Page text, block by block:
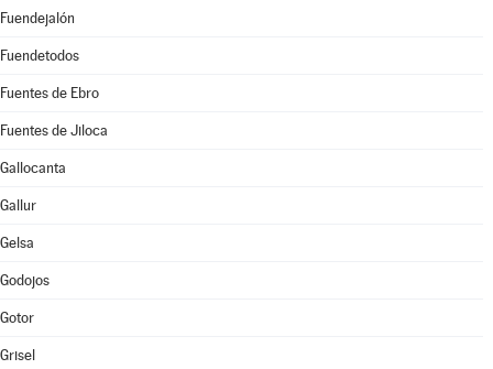
Fuendejalón
Fuendetodos
Fuentes de Ebro
Fuentes de Jiloca
Gallocanta
Gallur
Gelsa
Godojos
Gotor
Grisel